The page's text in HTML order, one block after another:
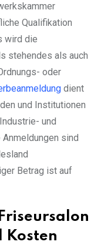
Qualifikation
wird die
stehendes als auch
oder
dient
und Institutionen
und
sind
Betrag ist auf
Kosten